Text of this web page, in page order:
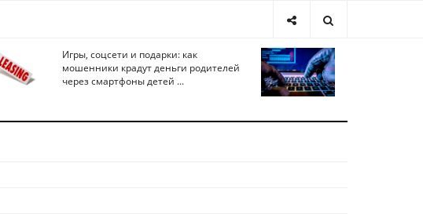
Игры, соцсети и подарки: как
мошенники крадут деньги родителей
через смартфоны детей ...